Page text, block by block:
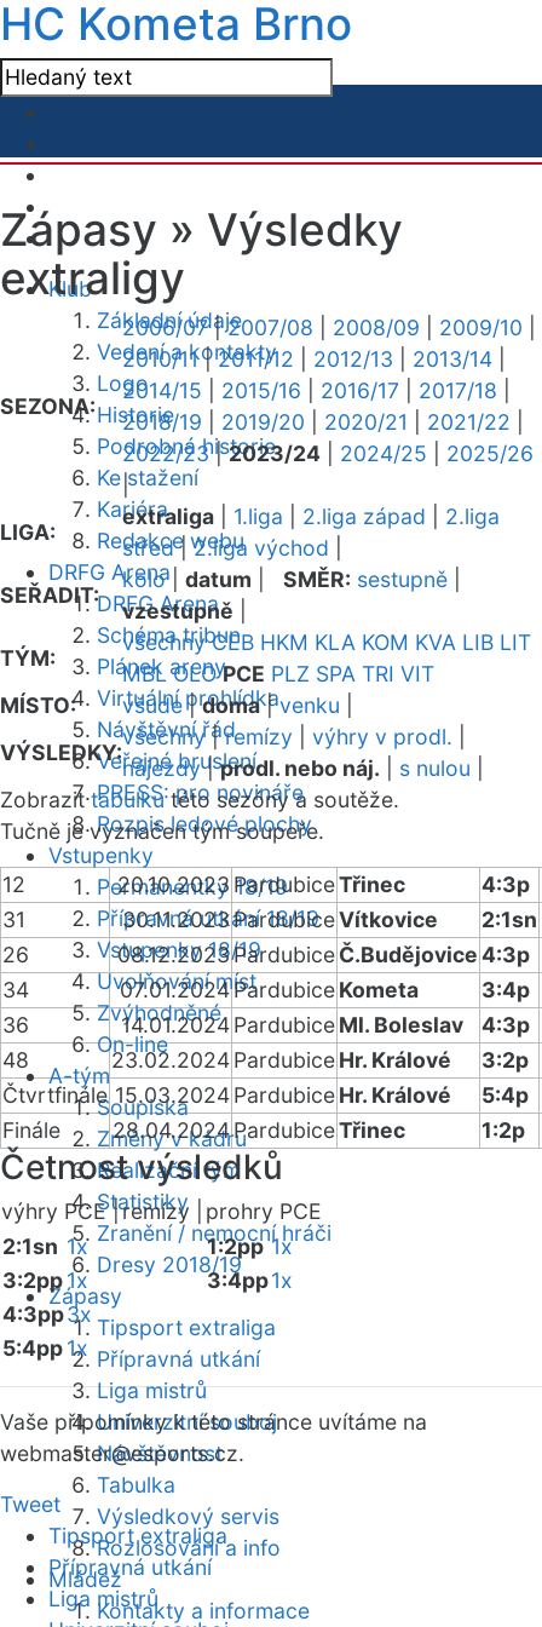
HC Kometa Brno
Klub
Základní údaje
Vedení a kontakty
Logo
Historie
Podrobná historie
Ke stažení
Kariéra
Redakce webu
DRFG Arena
DRFG Arena
Schéma tribun
Plánek areny
Virtuální prohlídka
Návštěvní řád
Veřejné bruslení
PRESS: pro novináře
Rozpis ledové plochy
Vstupenky
Permanentky 18/19
Přípravná utkání 18/19
Vstupenky 18/19
Uvolňování míst
Zvýhodněné
On-line
A-tým
Soupiska
Změny v kádru
Realizační tým
Statistiky
Zranění / nemocní hráči
Dresy 2018/19
Zápasy
Tipsport extraliga
Přípravná utkání
Liga mistrů
Univerzitní souboj
Návštěvnost
Tabulka
Výsledkový servis
Rozlosování a info
Mládež
Kontakty a informace
Zápasy » Výsledky
extraligy
SEZONA:
2006/07|2007/08 2008/09 2009/10
2010/11|2011/12 2012/13 2013/14
2014/15
2015/16 2016/17 2017/18
2018/19
2019/20 2020/21 2021/22
2022/23|2023/24 2024/25
2025/26
|
LIGA:
extraliga 1.liga 2.liga západ
2.liga
střed|2.liga východ
SEŘADIT:
kolo| datum SMĚR: sestupně
vzestupně
TÝM:
všechny CEB HKM KLA KOM KVA LIB LIT
MBL OLO PCE PLZ SPA TRI VIT
MÍSTO:
všude|doma|venku
VÝSLEDKY:
všechny|remízy výhry v prodl.
nájezdy|prodl. nebo náj. s nulou
Zobrazittabulkutéto sezóny a soutěže.
Tučně je vyznačen tým soupeře.
12 20.10.2023 PardubiceTřinec
4:3p
31
30.11.2023PardubiceVítkovice
2:1sn
26
08.12.2023PardubiceČ.Budějovice4:3p
34
07.01.2024PardubiceKometa
3:4p
36
14.01.2024PardubiceMl. Boleslav
4:3p
48
23.02.2024PardubiceHr. Králové
3:2p
Čtvrtfinále 15.03.2024PardubiceHr. Králové
5:4p
Finále
28.04.2024PardubiceTřinec 1:2p
Četnost výsledků
výhry PCE |remízy |
prohry PCE
2:1sn 1x
3:2pp1x
4:3pp3x
5:4pp1x
1:2pp 1x
3:4pp1x
Vaše připomínky k této stránce uvítáme na
webmaster@esports.cz.
Tweet
Tipsport extraliga
Přípravná utkání
Liga mistrů